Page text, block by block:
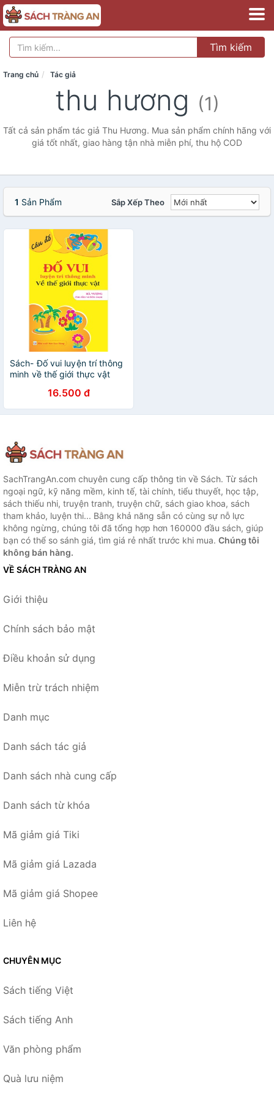
Tìm kiếm
Trang chủ Tác giả
thu hương (1)
Tất cả sản phẩm tác giả Thu Hương. Mua sản phẩm chính hãng với
giá tốt nhất, giao hàng tận nhà miễn phí, thu hộ COD
1 Sản Phẩm Sắp Xếp Theo
Sách- Đố vui luyện trí thông
minh về thế giới thực vật
16.500 đ
SachTrangAn.com chuyên cung cấp thông tin về Sách. Từ sách
ngoại ngữ, kỹ năng mềm, kinh tế, tài chính, tiểu thuyết, học tập,
sách thiếu nhi, truyện tranh, truyện chữ, sách giao khoa, sách
tham khảo, luyện thi... Bằng khả năng sẵn có cùng sự nỗ lực
không ngừng, chúng tôi đã tổng hợp hơn 160000 đầu sách, giúp
bạn có thể so sánh giá, tìm giá rẻ nhất trước khi mua. Chúng tôi
không bán hàng.
VỀ SÁCH TRÀNG AN
Giới thiệu
Chính sách bảo mật
Điều khoản sử dụng
Miễn trừ trách nhiệm
Danh mục
Danh sách tác giả
Danh sách nhà cung cấp
Danh sách từ khóa
Mã giảm giá Tiki
Mã giảm giá Lazada
Mã giảm giá Shopee
Liên hệ
CHUYÊN MỤC
Sách tiếng Việt
Sách tiếng Anh
Văn phòng phẩm
Quà lưu niệm